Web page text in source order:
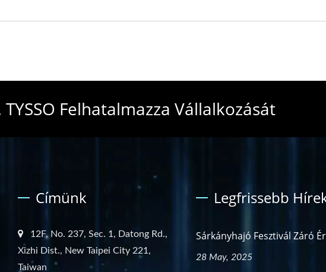
Felhatalmazza Vállalkozását
Címünk
12F, No. 237, Sec. 1, Datong Rd.,
Xizhi Dist., New Taipei City 221,
Taiwan
Legfrissebb
Sárkányhajó Fesztivál Záró
28 May, 2025